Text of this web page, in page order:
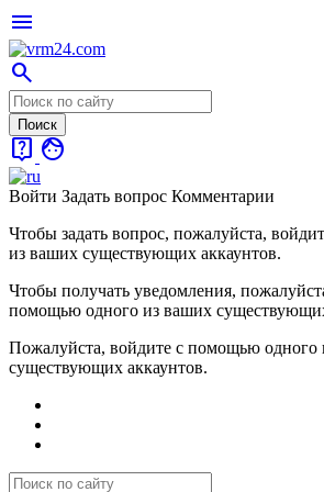
menu
search
live_help face
Войти Задать вопрос Комментарии
Чтобы задать вопрос, пожалуйста,
из ваших существующих аккаунтов.
Чтобы получать уведомления,
помощью одного из ваших
Пожалуйста, войдите с помощью одного
существующих аккаунтов.